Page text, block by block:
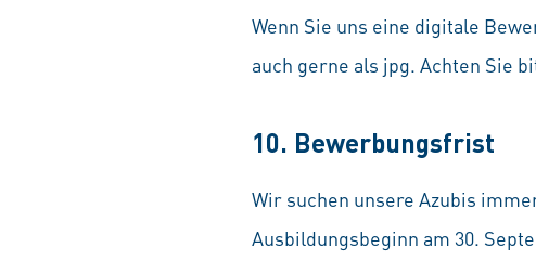
Wenn Sie uns eine digitale
auch gerne als jpg. Achten Sie
10. Bewerbungsfrist
Wir suchen unsere Azubis
Ausbildungsbeginn am 30.